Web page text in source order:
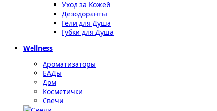
Уход за Кожей
Дезодоранты
Гели для Душа
Губки для Душа
Wellness
Ароматизаторы
БАДы
Дом
Косметички
Свечи